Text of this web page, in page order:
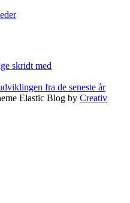
skridt med
fra de seneste år
Elastic Blog by Creativ